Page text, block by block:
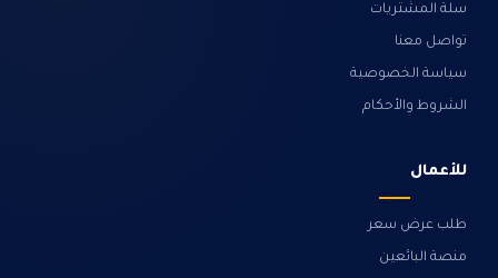
سلة المشتريات
تواصل معنا
سياسة الخصوصية
الشروط والأحكام
للأعمال
طلب عرض سعر
منصة البائعين